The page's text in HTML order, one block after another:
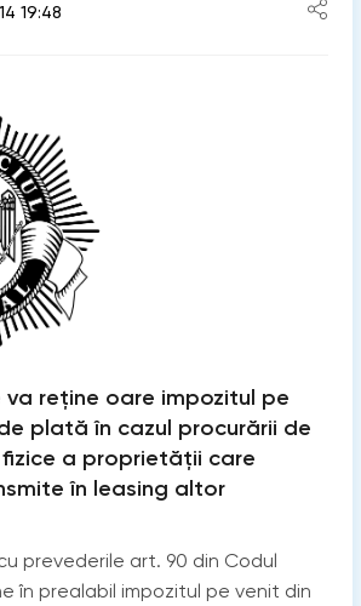
19:48
va reţine oare impozitul pe
plată în cazul procurării de
a proprietăţii care
în leasing altor
prevederile art. 90 din Codul
în prealabil impozitul pe venit din